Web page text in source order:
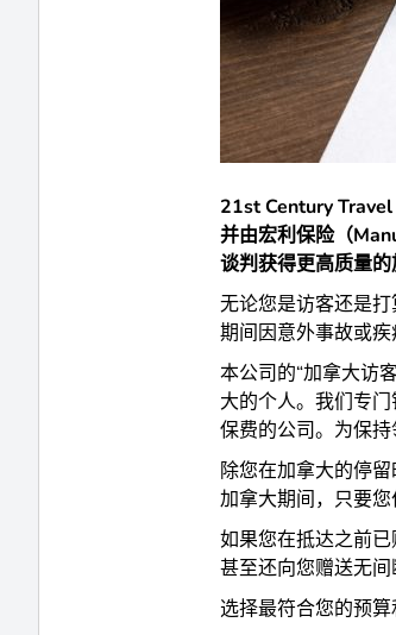
21st Century
并由宏利保险（
谈判获得更高质量
无论您是访客还是
期间因意外事故或
本公司的“加拿大访
大的个人。我们专
保费的公司。为保
除您在加拿大的停
加拿大期间，只要
如果您在抵达之前
甚至还向您赠送无间
选择最符合您的预